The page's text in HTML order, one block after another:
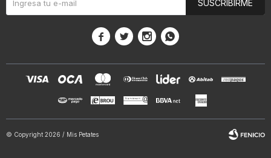
SUSCRIBIRME
   
© Copyright 2026 / Mis Petates